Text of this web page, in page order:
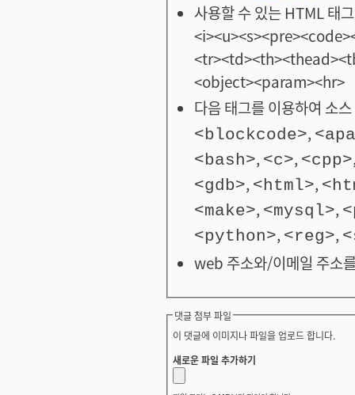
사용할 수 있는 HTML
<object><param><hr>
다음 태그를 이용하여 소
<blockcode>,
<bash>, <c>, <cpp>
<gdb>, <html>,
<make>, <mysql>,
<python>, <reg>,
web 주소와/이메일 주소
댓글 첨부 파일
이 댓글에 이미지나 파일을 업로드 합니다.
새로운 파일 추가하기